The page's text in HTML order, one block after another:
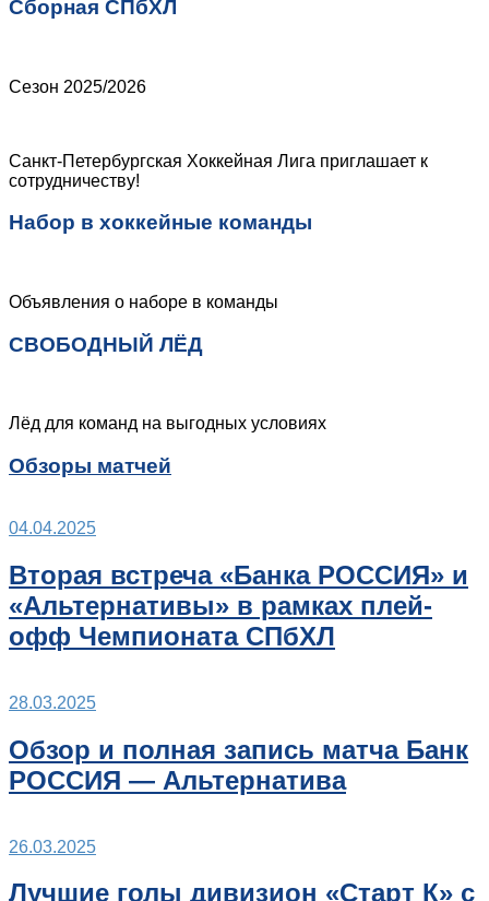
Сборная СПбХЛ
Сезон 2025/2026
Санкт-Петербургская Хоккейная Лига приглашает к
сотрудничеству!
Набор в хоккейные команды
Объявления о наборе в команды
СВОБОДНЫЙ ЛЁД
Лёд для команд на выгодных условиях
Обзоры матчей
04.04.2025
Вторая встреча «Банка РОССИЯ» и
«Альтернативы» в рамках плей-
офф Чемпионата СПбХЛ
28.03.2025
Обзор и полная запись матча Банк
РОССИЯ — Альтернатива
26.03.2025
Лучшие голы дивизион «Старт К» с